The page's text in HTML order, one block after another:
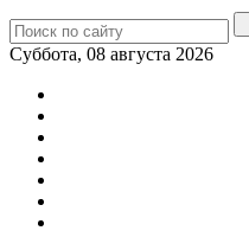
Суббота, 08 августа 2026